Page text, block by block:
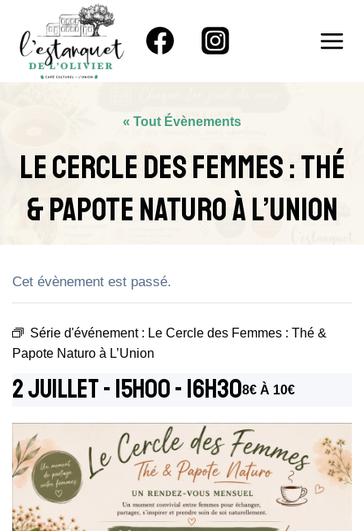
contenu
« Tout Évènements
Le Cercle Des Femmes : Thé
& Papote Naturo À L’Union
Cet évènement est passé.
Série d'événement : Le Cercle des Femmes : Thé &
Papote Naturo à L’Union
2 Juillet - 15h00- 16h308€ À 10€